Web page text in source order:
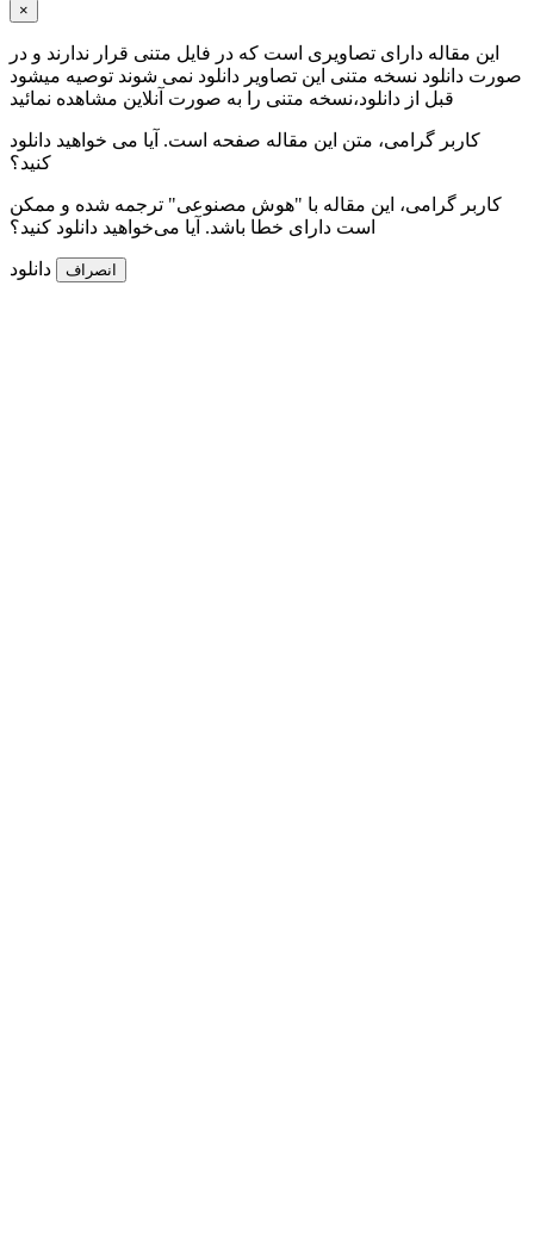
×
این مقاله دارای تصاویری است که در فایل متنی قرار ندارند و در
صورت دانلود نسخه متنی این تصاویر دانلود نمی شوند توصیه میشود
قبل از دانلود،نسخه متنی را به صورت آنلاین مشاهده نمائید
کاربر گرامی، متن این مقاله صفحه است. آیا می خواهید دانلود
کنید؟
کاربر گرامی، این مقاله با "هوش مصنوعی" ترجمه شده و ممکن
است دارای خطا باشد. آیا می‌خواهید دانلود کنید؟
دانلود انصراف